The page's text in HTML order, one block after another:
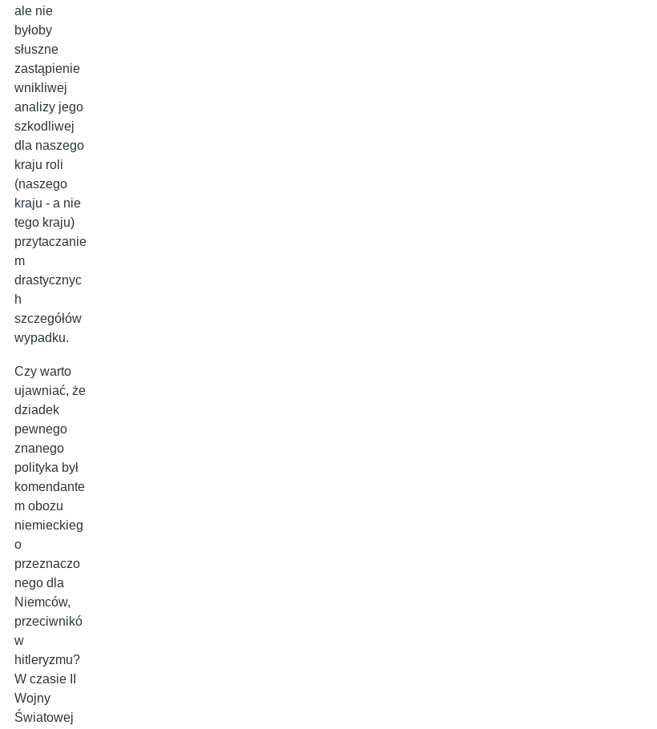
ale nie
byłoby
słuszne
zastąpienie
wnikliwej
analizy jego
szkodliwej
dla naszego
kraju roli
(naszego
kraju - a nie
tego kraju)
przytaczanie
m
drastycznyc
h
szczegółów
wypadku.
Czy warto
ujawniać, że
dziadek
pewnego
znanego
polityka był
komendante
m obozu
niemieckieg
o
przeznaczo
nego dla
Niemców,
przeciwnikó
w
hitleryzmu?
W czasie II
Wojny
Światowej